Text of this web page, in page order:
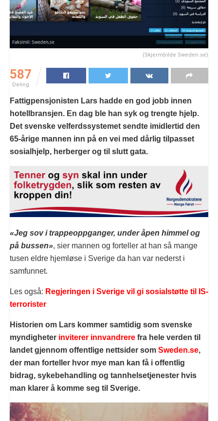
(Skjermbilde Sweden.se)
587
Deling
Fattigpensjonisten Lars hadde en god jobb innen
hotellbransjen. En dag ble han syk og trengte hjelp.
Det svenske velferdssystemet sendte imidlertid den
65-årige mannen inn på en vei med dårlig tilpasset
sosialhjelp, herberger og til slutt gata.
«Jeg sov i trappeoppganger, under åpen himmel og
på bussen», sier mannen og forteller at han så mange
tusen eldre hjemløse i Sverige da han var nederst i
samfunnet.
Les også: Regjeringen i Sverige vil gi sosialstøtte til IS-
terrorister
Historien om Lars kommer samtidig som svenske
myndigheter inviterer innvandrere fra hele verden til
landet gjennom offentlige nettsider som Sweden.se,
der man forteller hvor mye man kan få i offentlig
bidrag, sykebehandling og tannhelsetjenester hvis
man klarer å komme seg til Sverige.